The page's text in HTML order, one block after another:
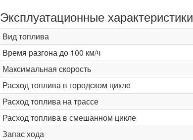
Эксплуатационные характеристики
Вид топлива
Время разгона до 100 км/ч
Максимальная скорость
Расход топлива в городском цикле
Расход топлива на трассе
Расход топлива в смешанном цикле
Запас хода